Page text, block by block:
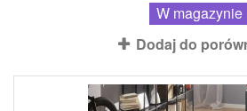
W magazynie
Dodaj do